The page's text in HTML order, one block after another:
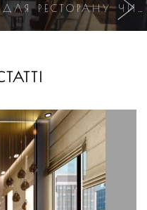
КЛЮЧОВІ ФАКТОРИ УСПІХУ